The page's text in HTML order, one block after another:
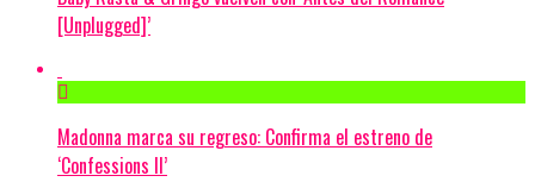
[Unplugged]’
Madonna marca su regreso: Confirma el estreno de
‘Confessions II’